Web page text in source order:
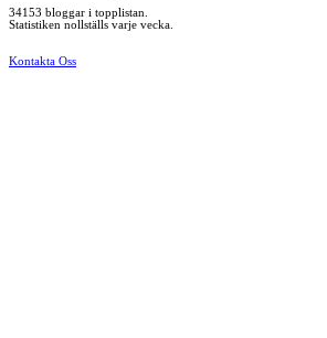
34153 bloggar i topplistan.
Statistiken nollställs varje vecka.
Kontakta Oss